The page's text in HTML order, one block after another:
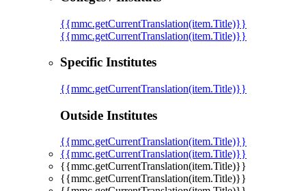
{{mmc.getCurrentTranslation(item.Title)}}
{{mmc.getCurrentTranslation(item.Title)}}
Specific Institutes
{{mmc.getCurrentTranslation(item.Title)}}
Outside Institutes
{{mmc.getCurrentTranslation(item.Title)}}
{{mmc.getCurrentTranslation(item.Title)}}
{{mmc.getCurrentTranslation(item.Title)}}
{{mmc.getCurrentTranslation(item.Title)}}